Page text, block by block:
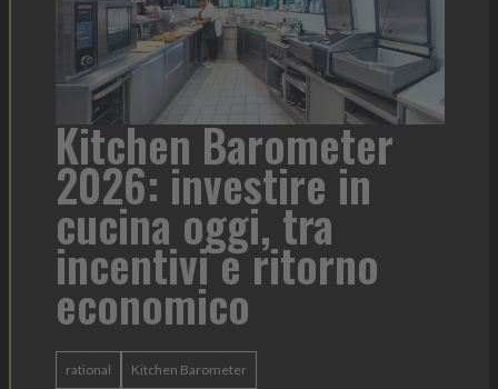
Kitchen Barometer
2026: investire in
cucina oggi, tra
incentivi e ritorno
economico
rational Kitchen Barometer